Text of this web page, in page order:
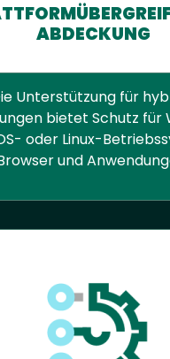
ABDECKUNG
Unterstützung für
bietet Schutz für
oder Linux-
und